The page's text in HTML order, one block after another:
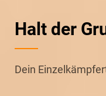
Halt der
Dein